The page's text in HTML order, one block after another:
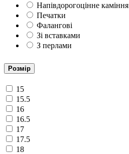
Напівдорогоцінне каміння
Печатки
Фалангові
Зі вставками
З перлами
Розмір
15
15.5
16
16.5
17
17.5
18